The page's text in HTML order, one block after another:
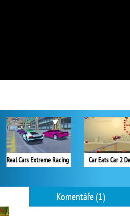
Real Cars Extreme Racing Car Eats Car 2
Komentáře (1)